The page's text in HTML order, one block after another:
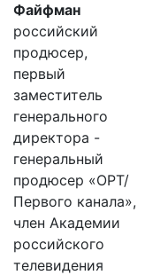
Файфман
российский
продюсер,
первый
заместитель
генерального
директора -
генеральный
продюсер «ОРТ/
Первого канала»,
член Академии
российского
телевидения